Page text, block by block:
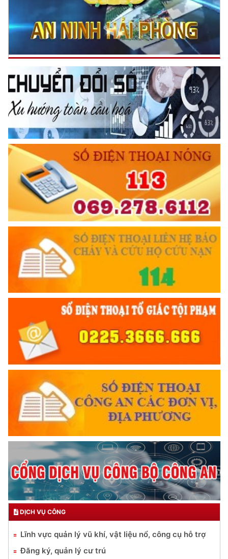
DỊCH VỤ CÔNG
Lĩnh vực quản lý vũ khí, vật liệu nổ, công cụ hỗ trợ
Đăng ký, quản lý cư trú